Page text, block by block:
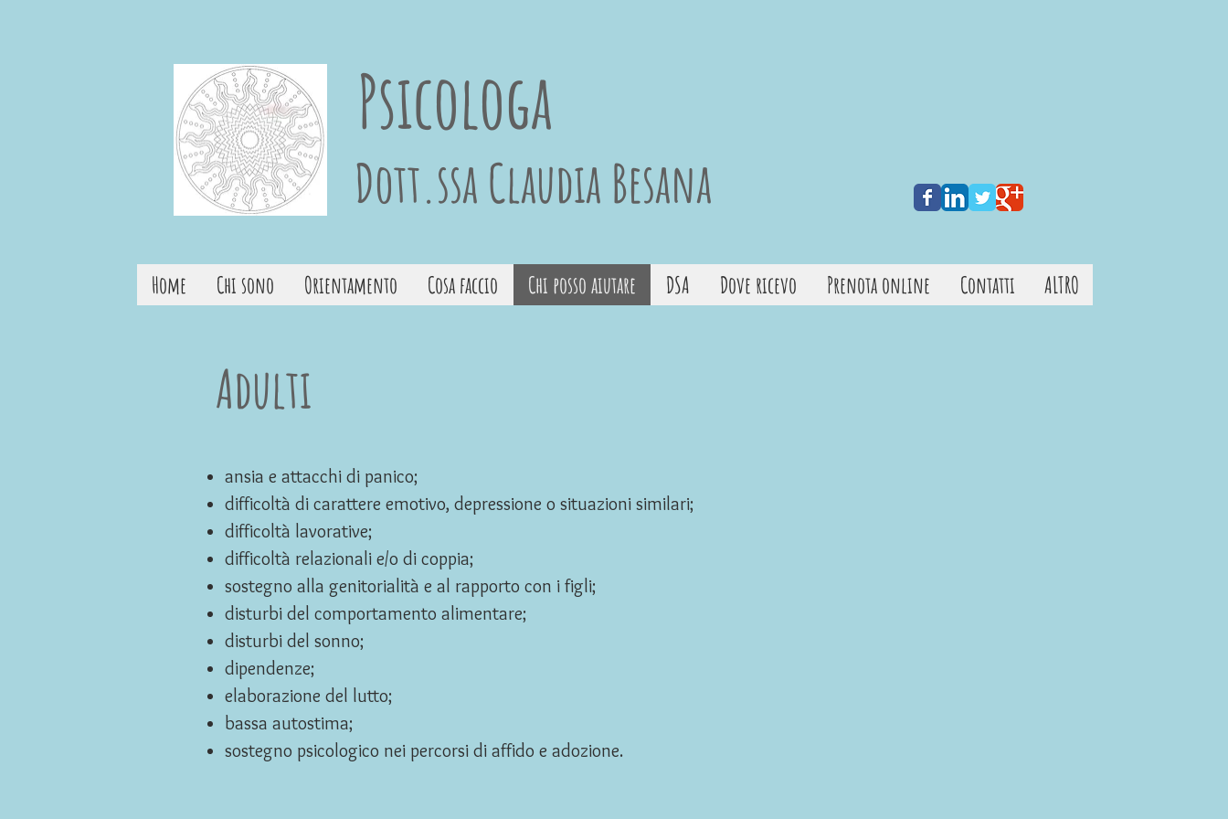
Psicologa
Dott.ssa Claudia Besana
Home Chi sono Orientamento Cosa faccio Chi posso aiutare DSA Dove ricevo Prenota online Contatti ALTRO
Adulti
ansia e attacchi di panico;
difficoltà di carattere emotivo, depressione o situazioni similari;
difficoltà lavorative;
difficoltà relazionali e/o di coppia;
sostegno alla genitorialità e al rapporto con i figli;
disturbi del comportamento alimentare;
disturbi del sonno;
dipendenze;
elaborazione del lutto;
bassa autostima;
sostegno psicologico nei percorsi di affido e adozione.